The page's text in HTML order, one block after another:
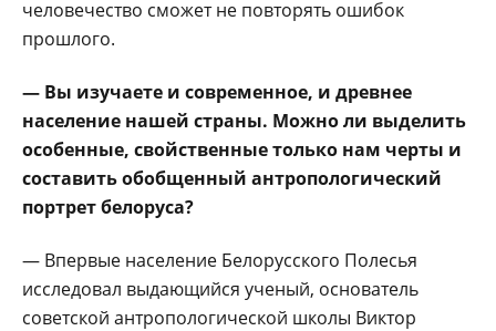
человечество сможет не повторять ошибок
прошлого.
— Вы изучаете и современное, и древнее
население нашей страны. Можно ли выделить
особенные, свойственные только нам черты и
составить обобщенный антропологический
портрет белоруса?
— Впервые население Белорусского Полесья
исследовал выдающийся ученый, основатель
советской антропологической школы Виктор